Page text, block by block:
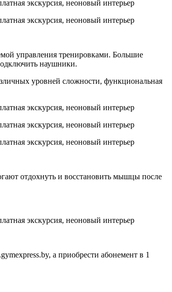
управления тренировками. Большие
наушники.
уровней сложности, функциональная
отдохнуть и восстановить мышцы после
а приобрести абонемент в 1